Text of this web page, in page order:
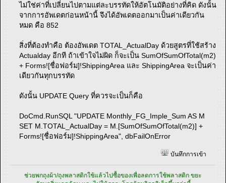
ไม่ใช่ค่าที่เปลี่ยนไปตามแต่ละบรรทัดให้อัตโนมัติอย่างที่คิด ดังนั้น
จากการอัพเดตก่อนหน้านี้ จึงได้อัพเดตออกมาเป็นค่าเดียวกัน
หมด คือ 852
สิ่งที่ต้องทำคือ ต้องอัพเดต TOTAL_ActualDay ด้วยสูตรที่ใช้สร้าง
Actualday อีกที ถ้าเข้าใจไม่ผิด ก็จะเป็น SumOfSumOfTotal(m2)
+ Forms![ชื่อฟอร์ม]!ShippingArea และ ShippingArea จะเป็นค่า
เดียวกันทุกบรรทัด
ดังนั้น UPDATE Query ที่ควรจะเป็นก็คือ
DoCmd.RunSQL "UPDATE Monthly_FG_Imple_Sum AS M
SET M.TOTAL_ActualDay = M.[SumOfSumOfTotal(m2)] +
Forms![ชื่อฟอร์ม]!ShippingArea", dbFailOnError
บันทึกการเข้า
ช่วยพกถุงผ้า/ถุงพลาสติกใช้แล้วไปซื้อของเพื่อลดการใช้พลาสติก ขยะ